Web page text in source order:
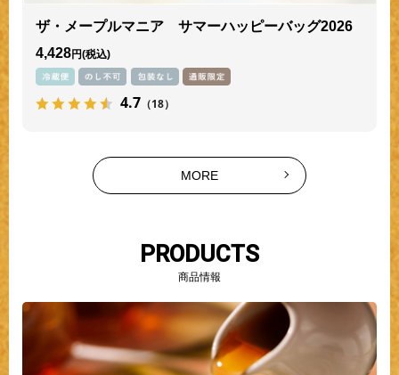
ザ・メープルマニア サマーハッピーバッグ2026
4,428円
4.7 （18）
MORE
PRODUCTS
商品情報